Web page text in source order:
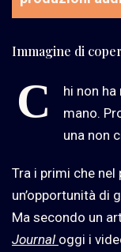
Immagine di
C
hi non
mano.
una non
Tra i primi che
un’opportunità di
Ma secondo un
Journal oggi i